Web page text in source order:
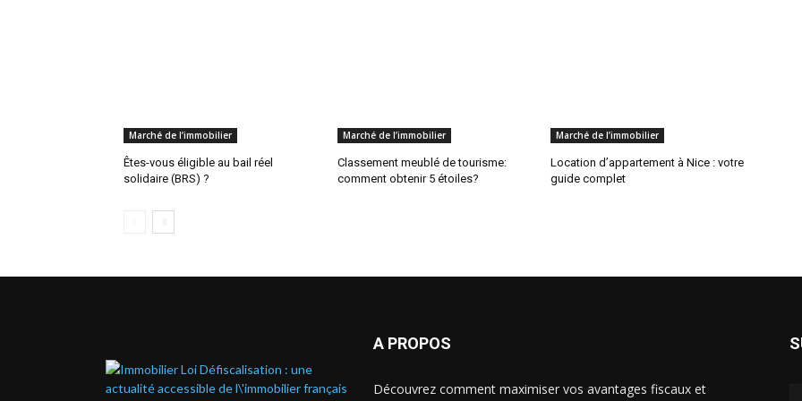
Marché de l’immobilier
Êtes-vous éligible au bail réel
solidaire (BRS) ?
Marché de l’immobilier
Classement meublé de tourisme:
comment obtenir 5 étoiles?
Marché de l’immobilier
Location d’appartement à Nice : votre
guide complet
A PROPOS
Découvrez comment maximiser vos avantages fiscaux et